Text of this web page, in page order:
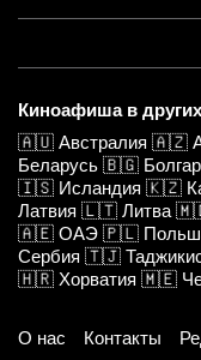
Киноафиша в
🇦🇺 Австралия 🇦🇿
Беларусь 🇧🇬
🇮🇸 Исландия 🇰🇿
Латвия 🇱🇹 Литва
🇦🇪 ОАЭ 🇵🇱
Сербия 🇹🇯
🇭🇷 Хорватия 🇲🇪
О нас Контакты